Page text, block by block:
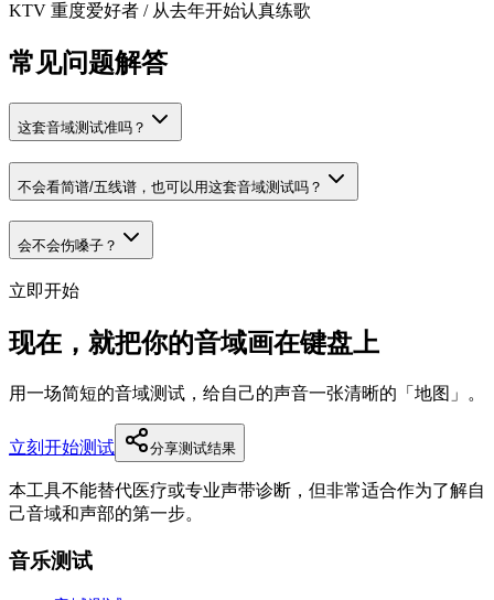
KTV 重度爱好者 / 从去年开始认真练歌
常见问题解答
这套音域测试准吗？
不会看简谱/五线谱，也可以用这套音域测试吗？
会不会伤嗓子？
立即开始
现在，就把你的音域画在键盘上
用一场简短的音域测试，给自己的声音一张清晰的「地图」。
立刻开始测试 分享测试结果
本工具不能替代医疗或专业声带诊断，但非常适合作为了解自
己音域和声部的第一步。
音乐测试